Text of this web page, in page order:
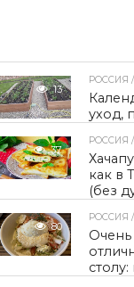
13
РОССИЯ
уход,
37
РОССИЯ
как в
(без
80
РОССИЯ
Очень